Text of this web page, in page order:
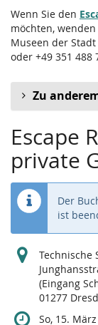
Wenn Sie den
möchten,
Museen der
oder +49 351 488
Zu
Escape
private
Der
ist
Technische
(Eingang
01277
So, 15.